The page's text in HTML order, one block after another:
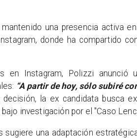
una presencia activa
donde ha compartido
en Instagram, Polizzi anunció
“A partir de hoy, sólo subiré
la ex candidata busca
investigación por el "Caso
una adaptación